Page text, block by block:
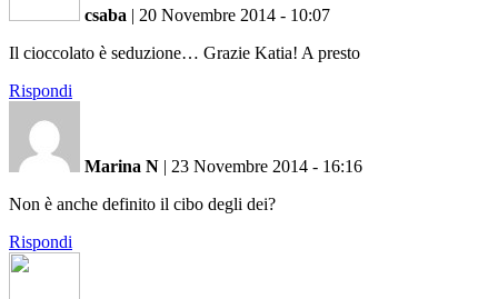
csaba | 20 Novembre 2014 - 10:07
Il cioccolato è seduzione… Grazie Katia! A presto
Rispondi
Marina N | 23 Novembre 2014 - 16:16
Non è anche definito il cibo degli dei?
Rispondi